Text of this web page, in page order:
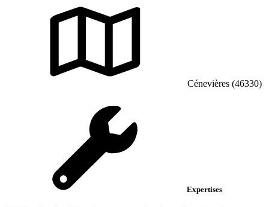
Cénevières (46330)
Expertises